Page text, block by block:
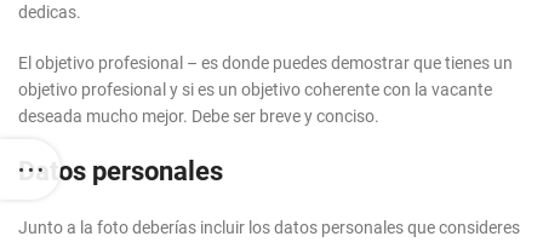
dedicas.
El objetivo profesional – es donde puedes demostrar que tienes un
objetivo profesional y si es un objetivo coherente con la vacante
deseada mucho mejor. Debe ser breve y conciso.
Datos personales
Junto a la foto deberías incluir los datos personales que consideres